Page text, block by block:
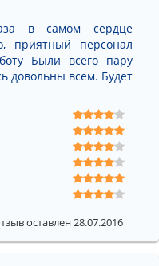
в самом сердце
приятный персонал
Были всего пару
довольны всем. Будет
оставлен 28.07.2016